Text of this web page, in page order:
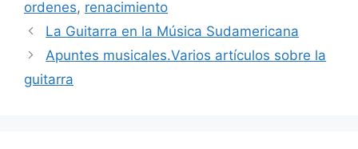
ordenes, renacimiento
La Guitarra en la Música Sudamericana
Apuntes musicales.Varios artículos sobre la
guitarra